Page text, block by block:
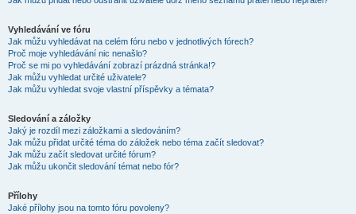
Vyhledávání ve fóru
Jak můžu vyhledávat na celém fóru nebo v jednotlivých fórech?
Proč moje vyhledávání nic nenašlo?
Proč se mi po vyhledávání zobrazí prázdná stránka!?
Jak můžu vyhledat určité uživatele?
Jak můžu vyhledat svoje vlastní příspěvky a témata?
Sledování a záložky
Jaký je rozdíl mezi záložkami a sledováním?
Jak můžu přidat určité téma do záložek nebo téma začít sledovat?
Jak můžu začít sledovat určité fórum?
Jak můžu ukončit sledování témat nebo fór?
Přílohy
Jaké přílohy jsou na tomto fóru povoleny?